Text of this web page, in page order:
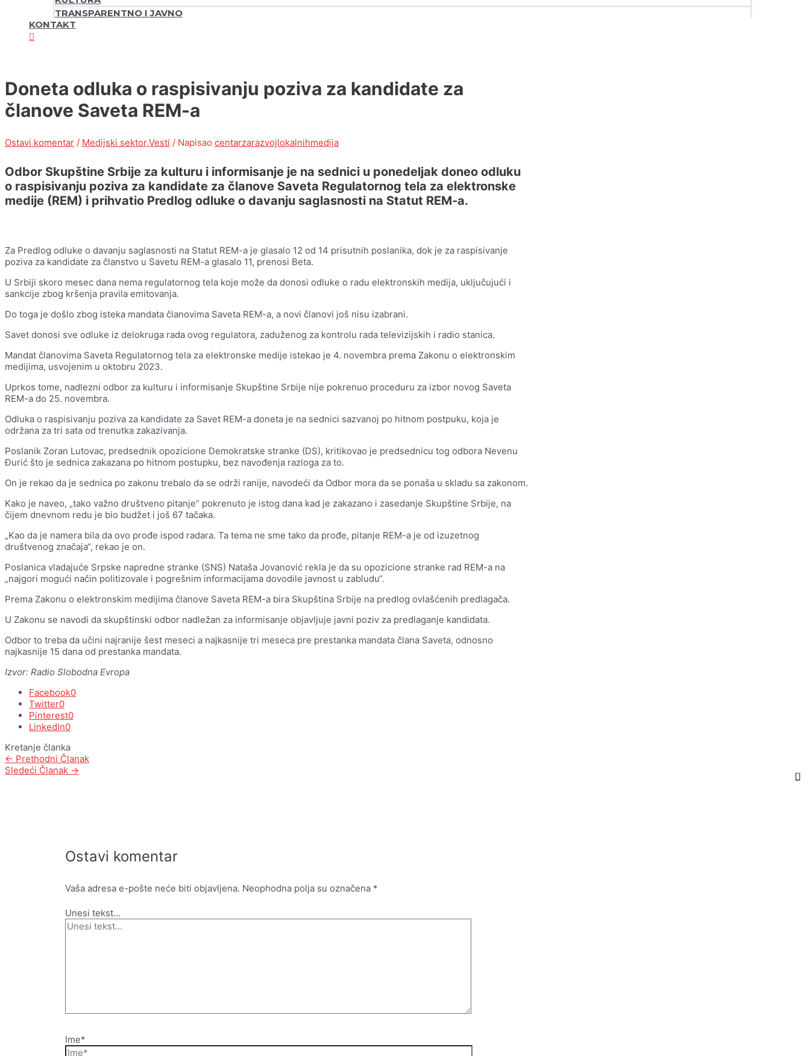
TRANSPARENTNO I JAVNO
KONTAKT
Doneta odluka o raspisivanju poziva za kandidate za
članove Saveta REM-a
Ostavi komentar / Medijski sektor,Vesti / Napisao centarzarazvojlokalnihmedija
Odbor Skupštine Srbije za kulturu i informisanje je na sednici u ponedeljak doneo odluku
o raspisivanju poziva za kandidate za članove Saveta Regulatornog tela za elektronske
medije (REM) i prihvatio Predlog odluke o davanju saglasnosti na Statut REM-a.
Za Predlog odluke o davanju saglasnosti na Statut REM-a je glasalo 12 od 14 prisutnih poslanika, dok je za raspisivanje
poziva za kandidate za članstvo u Savetu REM-a glasalo 11, prenosi Beta.
U Srbiji skoro mesec dana nema regulatornog tela koje može da donosi odluke o radu elektronskih medija, uključujući i
sankcije zbog kršenja pravila emitovanja.
Do toga je došlo zbog isteka mandata članovima Saveta REM-a, a novi članovi još nisu izabrani.
Savet donosi sve odluke iz delokruga rada ovog regulatora, zaduženog za kontrolu rada televizijskih i radio stanica.
Mandat članovima Saveta Regulatornog tela za elektronske medije istekao je 4. novembra prema Zakonu o elektronskim
medijima, usvojenim u oktobru 2023.
Uprkos tome, nadlezni odbor za kulturu i informisanje Skupštine Srbije nije pokrenuo proceduru za izbor novog Saveta
REM-a do 25. novembra.
Odluka o raspisivanju poziva za kandidate za Savet REM-a doneta je na sednici sazvanoj po hitnom postpuku, koja je
održana za tri sata od trenutka zakazivanja.
Poslanik Zoran Lutovac, predsednik opozicione Demokratske stranke (DS), kritikovao je predsednicu tog odbora Nevenu
Đurić što je sednica zakazana po hitnom postupku, bez navođenja razloga za to.
On je rekao da je sednica po zakonu trebalo da se održi ranije, navodeći da Odbor mora da se ponaša u skladu sa zakonom.
Kako je naveo, „tako važno društveno pitanje“ pokrenuto je istog dana kad je zakazano i zasedanje Skupštine Srbije, na
čijem dnevnom redu je bio budžet i još 67 tačaka.
„Kao da je namera bila da ovo prođe ispod radara. Ta tema ne sme tako da prođe, pitanje REM-a je od izuzetnog
društvenog značaja“, rekao je on.
Poslanica vladajuće Srpske napredne stranke (SNS) Nataša Jovanović rekla je da su opozicione stranke rad REM-a na
„najgori mogući način politizovale i pogrešnim informacijama dovodile javnost u zabludu“.
Prema Zakonu o elektronskim medijima članove Saveta REM-a bira Skupština Srbije na predlog ovlašćenih predlagača.
U Zakonu se navodi da skupštinski odbor nadležan za informisanje objavljuje javni poziv za predlaganje kandidata.
Odbor to treba da učini najranije šest meseci a najkasnije tri meseca pre prestanka mandata člana Saveta, odnosno
najkasnije 15 dana od prestanka mandata.
Izvor: Radio Slobodna Evropa
Facebook0
Twitter0
Pinterest0
LinkedIn0
Kretanje članka
← Prethodni Članak
Sledeći Članak →
Ostavi komentar
Vaša adresa e-pošte neće biti objavljena. Neophodna polja su označena *
Unesi tekst...
Ime*